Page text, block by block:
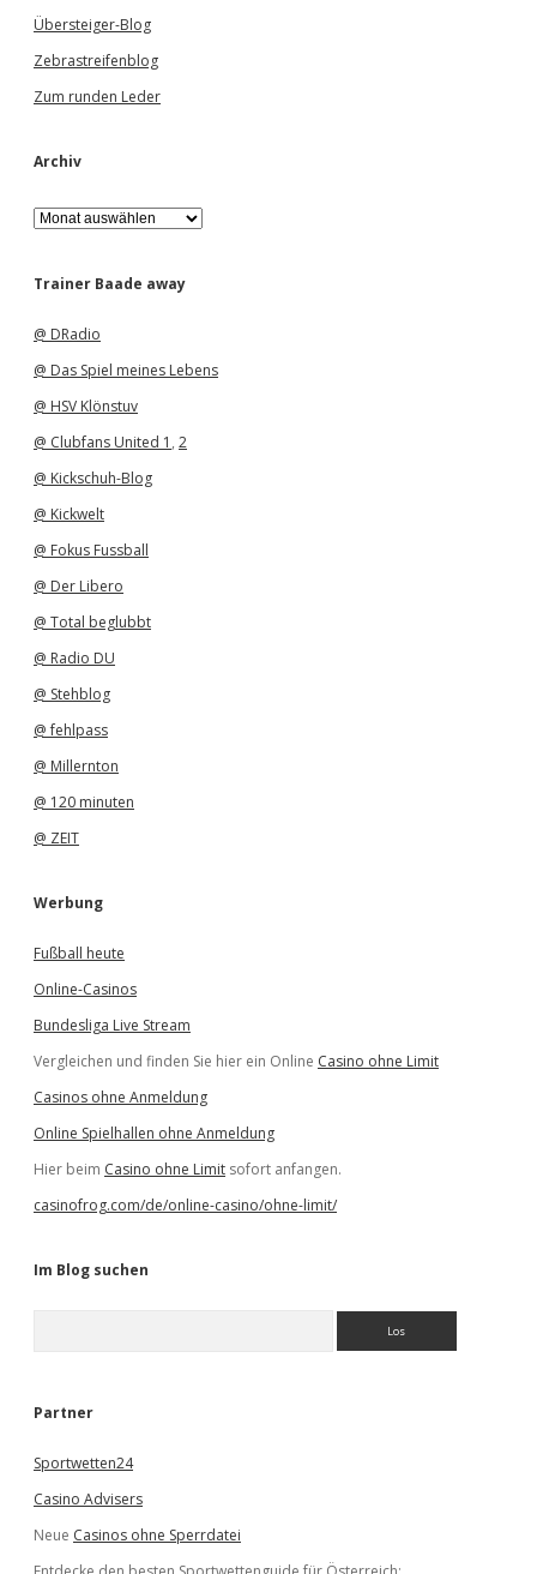
Übersteiger-Blog
Zebrastreifenblog
Zum runden Leder
Archiv
A
r
h
Trainer Baade away
@ DRadio
@ Das Spiel meines Lebens
@ HSV Klönstuv
@ Clubfans United 1 , 2
@ Kickschuh-Blog
@ Kickwelt
@ Fokus Fussball
@ Der Libero
@ Total beglubbt
@ Radio DU
@ Stehblog
@ fehlpass
@ Millernton
@ 120 minuten
@ ZEIT
Werbung
Fußball heute
Online-Casinos
Bundesliga Live Stream
Vergleichen und finden Sie hier ein Online Casino ohne Limit
Casinos ohne Anmeldung
Online Spielhallen ohne Anmeldung
Hier beim Casino ohne Limit sofort anfangen.
casinofrog.com/de/online-casino/ohne-limit/
Im Blog suchen
e
Partner
Sportwetten24
Casino Advisers
Neue Casinos ohne Sperrdatei